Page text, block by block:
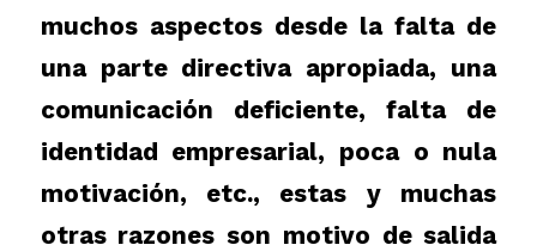
muchos aspectos desde la falta de
una parte directiva apropiada, una
comunicación deficiente, falta de
identidad empresarial, poca o nula
motivación, etc., estas y muchas
otras razones son motivo de salida